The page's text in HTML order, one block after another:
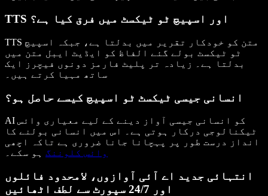
TTS اور اسپیچ ٹو ٹیکسٹ میں فرق کیا ہے؟
TTS متن کو خودکار تقریر میں بدلتا ہے، جبکہ اسپیچ
ٹو ٹیکسٹ بولے گئے الفاظ کو ایڈیٹ ایبل متن میں
بدلتا ہے۔ زیادہ تر پلیٹ فارمز دونوں فیچرز ایک
ساتھ مہیا کرتے ہیں۔
انسانی جیسی ٹیکسٹ ٹو اسپیچ کیسے حاصل ہو؟
AI کو انسانی جیسی آواز دینے کے لیے معیاری وائس
ٹیکنالوجی درکار ہوتی ہے۔ اس میں انسانی بولنے کا
انداز درست طور پر پہچانا جانا ضروری ہے تاکہ اچھی
وائس کلوننگ ہو سکے۔
انتہائی جدید اے آئی آوازوں، لامحدود فائلوں
اور 24/7 سپورٹ سے لطف اٹھائیں